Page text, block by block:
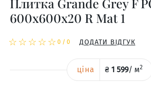
600x600x20 R Mat 1
☆
★☆
★☆
★☆
★☆
★ 0 / 0 ДОДАТИ ВІДГУК
ціна ₴ 1 599/ м2